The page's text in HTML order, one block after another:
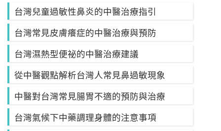
台灣兒童過敏性鼻炎的中醫治療指引
台灣常見皮膚癢症的中醫治療與預防
台灣濕熱型便祕的中醫治療建議
從中醫觀點解析台灣人常見鼻過敏現象
中醫對台灣常見腸胃不適的預防與治療
台灣氣候下中藥調理身體的注意事項